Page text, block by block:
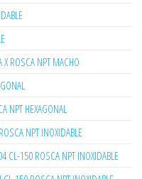
ROSCA NPT MACHO
NPT HEXAGONAL
NPT INOXIDABLE
CL-150 ROSCA NPT INOXIDABLE